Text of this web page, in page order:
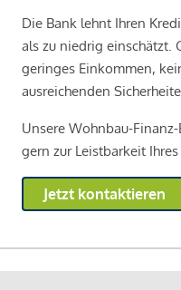
Die Bank lehnt Ihren
als zu niedrig einschätzt.
geringes Einkommen,
ausreichenden
Unsere Wohnbau-
gern zur Leistbarkeit
Jetzt kontaktieren